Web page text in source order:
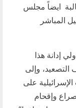
ايضاً مجلس
المباشر
إدانة هذا
وإلى
على
وإقحام